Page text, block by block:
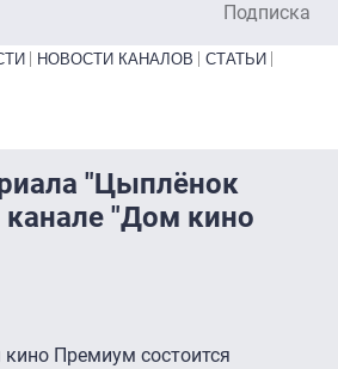
Подписка
НОВОСТИ КАНАЛОВ
СТАТЬИ
"Цыплёнок
"Дом кино
Премиум состоится